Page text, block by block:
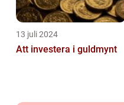
13 juli 2024
Att investera i guldmynt